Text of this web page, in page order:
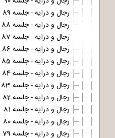
رجال و درایه - جلسه 89
رجال و درایه - جلسه 88
رجال و درایه - جلسه 87
رجال و درایه - جلسه 86
رجال و درایه - جلسه 85
رجال و درایه - جلسه 84
رجال و درایه - جلسه 83
رجال و درایه - جلسه 82
رجال و درایه - جلسه 81
رجال و درایه - جلسه 80
رجال و درایه - جلسه 79